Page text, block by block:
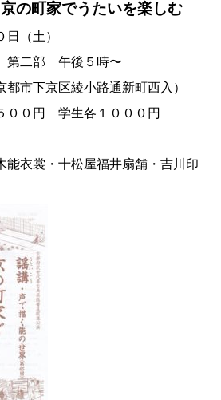
町家でうたいを楽しむ
（土）
二部 午後５時〜
市下京区綾小路通新町西入）
００円 学生各１０００円
衣裳・十松屋福井扇舗・吉川印